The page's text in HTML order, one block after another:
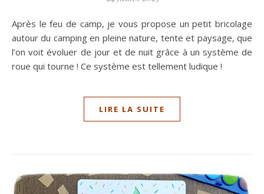
Après le feu de camp, je vous propose un petit bricolage
autour du camping en pleine nature, tente et paysage, que
l’on voit évoluer de jour et de nuit grâce à un système de
roue qui tourne ! Ce système est tellement ludique !
LIRE LA SUITE